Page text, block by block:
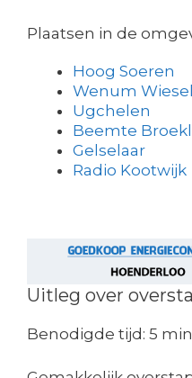
Plaatsen in de
Hoog Soeren
Wenum Wiesel
Ugchelen
Beemte
Gelselaar
Radio Kootwijk
Uitleg over
Benodigde tijd: 5